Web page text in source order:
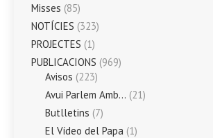
Misses (85)
NOTÍCIES (323)
PROJECTES (1)
PUBLICACIONS (969)
Avisos (223)
Avui Parlem Amb… (21)
Butlletins (7)
El Vídeo del Papa (1)